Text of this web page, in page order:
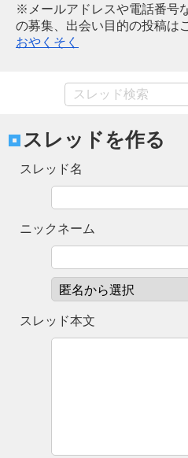
※メールアドレスや電話番号
の募集、出会い目的の投稿は
おやくそく
スレッドを作る
スレッド名
ニックネーム
スレッド本文